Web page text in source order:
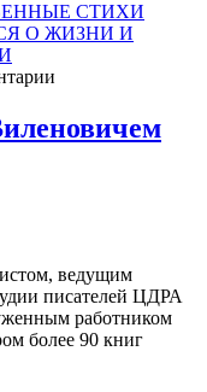
СТИХИ
О ЖИЗНИ И
ведущим
писателей ЦДРА
работником
более 90 книг